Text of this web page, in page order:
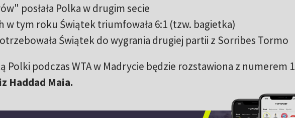
posłała Polka w drugim secie
w tym roku Świątek triumfowała 6:1 (tzw. bagietka)
Świątek do wygrania drugiej partii z Sorribes Tormo
Polki podczas WTA w Madrycie będzie rozstawiona z numerem
Haddad Maia.